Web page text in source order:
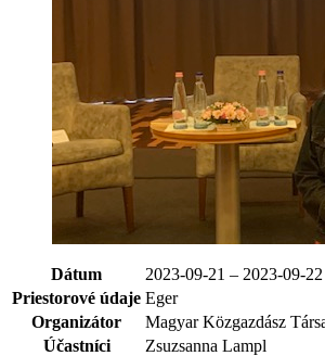
Dátum
2023-09-21 – 2023-09-22
Priestorové údaje Eger
Organizátor
Magyar Közgazdász
Účastníci
Zsuzsanna Lampl